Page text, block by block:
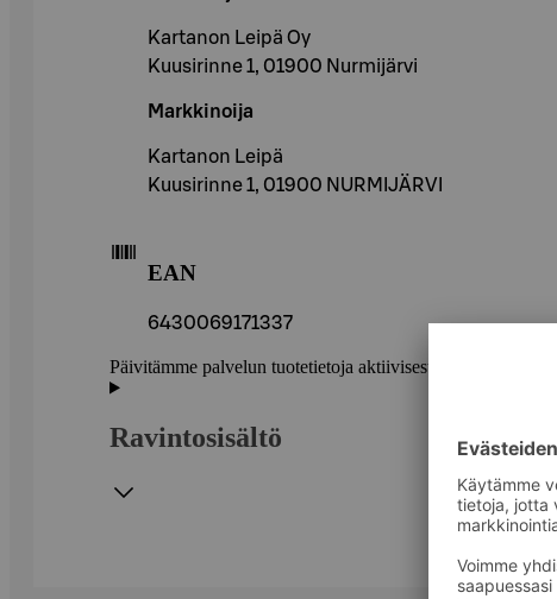
Kartanon Leipä Oy
Kuusirinne 1, 01900 Nurmijärvi
Markkinoija
Kartanon Leipä
Kuusirinne 1, 01900 NURMIJÄRVI
EAN
6430069171337
Päivitämme palvelun tuotetietoja aktiivisesti.
Ravintosisältö